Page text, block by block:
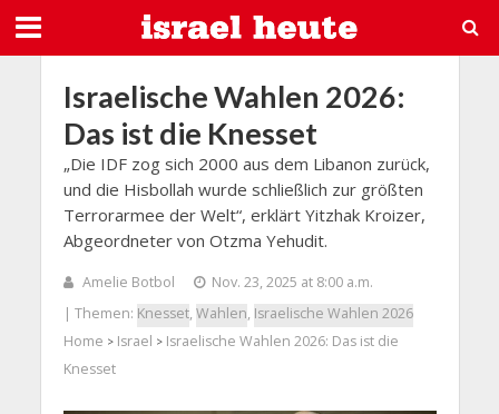
Israelische Wahlen 2026:
Das ist die Knesset
„Die IDF zog sich 2000 aus dem Libanon zurück,
und die Hisbollah wurde schließlich zur größten
Terrorarmee der Welt“, erklärt Yitzhak Kroizer,
Abgeordneter von Otzma Yehudit.
Amelie Botbol
Nov. 23, 2025 at 8:00 a.m.
| Themen: Knesset, Wahlen, Israelische Wahlen 2026
Home > Israel > Israelische Wahlen 2026: Das ist die
Knesset